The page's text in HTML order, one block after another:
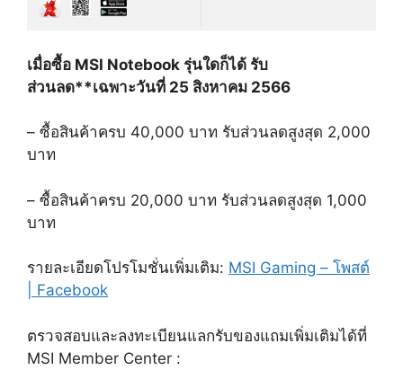
เมื่อซื้อ MSI Notebook รุ่นใดก็ได้ รับ
ส่วนลด**เฉพาะวันที่ 25 สิงหาคม 2566
– ซื้อสินค้าครบ 40,000 บาท รับส่วนลดสูงสุด 2,000
บาท
– ซื้อสินค้าครบ 20,000 บาท รับส่วนลดสูงสุด 1,000
บาท
รายละเอียดโปรโมชั่นเพิ่มเติม: MSI Gaming – โพสต์
| Facebook
ตรวจสอบและลงทะเบียนแลกรับของแถมเพิ่มเติมได้ที่
MSI Member Center :